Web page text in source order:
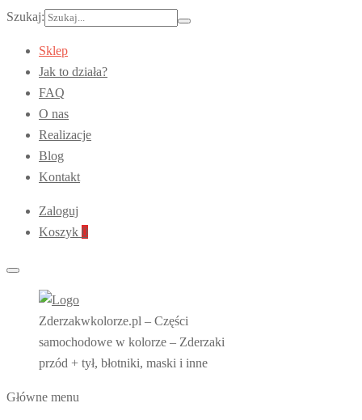
Szukaj:
Sklep
Jak to działa?
FAQ
O nas
Realizacje
Blog
Kontakt
Zaloguj
Koszyk 0
Zderzakwkolorze.pl – Części
samochodowe w kolorze – Zderzaki
przód + tył, błotniki, maski i inne
Główne menu